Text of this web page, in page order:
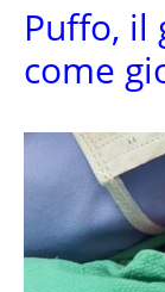
Puffo, il
come